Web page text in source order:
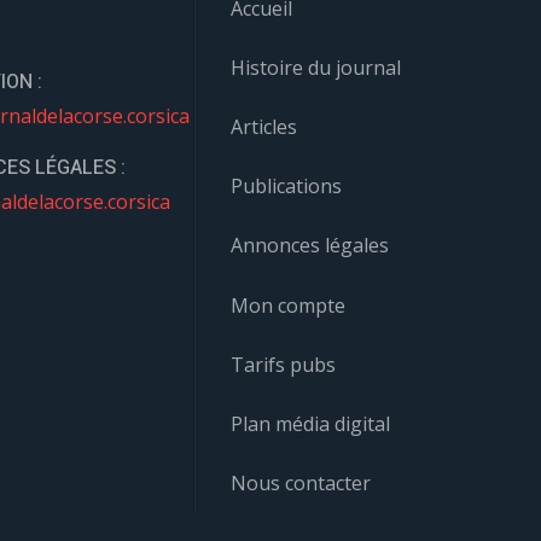
:
LÉGALES :
Accueil
Histoire du journal
Articles
Publications
Annonces légales
Mon compte
Tarifs pubs
Plan média digital
Nous contacter